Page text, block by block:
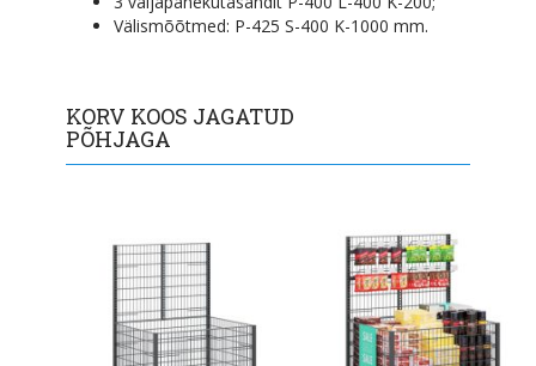
Välismõõtmed: P-425 S-400 K-1000 mm.
KORV KOOS JAGATUD
PÕHJAGA